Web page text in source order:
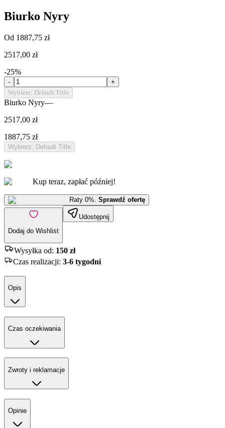
Biurko Nyry
Od 1887,75 zł
2517,00 zł
-25%
-
+
Wybierz: Default Title
Biurko Nyry—
2517,00 zł
1887,75 zł
Wybierz: Default Title
Kup teraz, zapłać później!
Raty 0%. Sprawdź ofertę
Dodaj do Wishlist
Udostępnij
Wysyłka od: 150 zł
Czas realizacji: 3-6 tygodni
Opis
Czas oczekiwania
Zwroty i reklamacje
Opinie